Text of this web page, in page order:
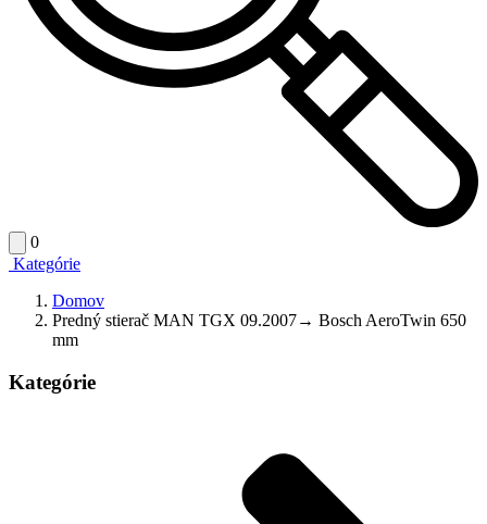
0
Kategórie
Domov
Predný stierač MAN TGX 09.2007→ Bosch AeroTwin 650
mm
Kategórie